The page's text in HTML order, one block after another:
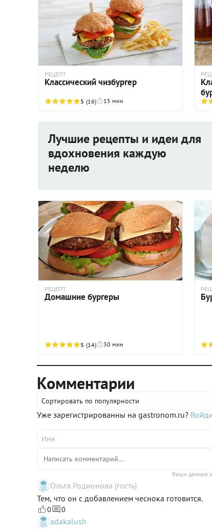
РЕЦЕПТ
Классический чизбургер
5 (16) 15 мин
Лучшие рецепты и идеи для
вдохновения каждую
неделю
РЕЦЕПТ
Домашние бургеры
5 (14) 30 мин
Комментарии
Сортировать по популярности
Уже зарегистрированны на gastronom.ru?
Ваши данные
Ольга Родионова (гость)
Тем, что он с добавлением чеснока готовится.
0 0
adakalush